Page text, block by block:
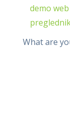
demo
What are